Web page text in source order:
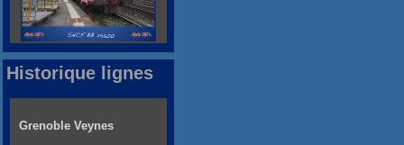
Historique lignes
Grenoble Veynes